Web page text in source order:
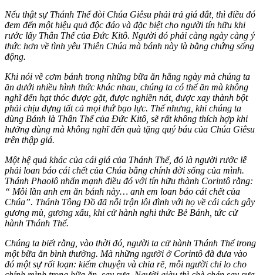
Nếu thật sự Thánh Thể đòi Chúa Giêsu phải trả giá đắt, thì điều đó
đem đến một hiệu quả độc đáo và đặc biệt cho người tín hữu khi
rước lấy Thân Thể của Đức Kitô. Người đó phải càng ngày càng ý
thức hơn về tình yêu Thiên Chúa mà bánh này là bằng chứng sống
động.
Khi nói về cơm bánh trong những bữa ăn hằng ngày mà chúng ta
ăn dưới nhiều hình thức khác nhau, chúng ta có thể ăn mà không
nghĩ đến hạt thóc được gặt, được nghiền nát, được xay thành bột
phải chịu đựng tất cả mọi thứ bạo lực. Thế nhưng, khi chúng ta
dùng Bánh là Thân Thể của Đức Kitô, sẽ rất không thích hợp khi
hưởng dùng mà không nghĩ đến quà tặng quý báu của Chúa Giêsu
trên thập giá.
Một hệ quả khác của cái giá của Thánh Thể, đó là người rước lễ
phải loan báo cái chết của Chúa bằng chính đời sống của mình.
Thánh Phaolô nhấn mạnh điều đó với tín hữu thành Corintô rằng:
“ Mỗi lần anh em ăn bánh này… anh em loan báo cái chết của
Chúa”. Thánh Tông Đồ đã nỗi trận lôi đình với họ về cái cách gây
gương mù, gương xấu, khi cử hành nghi thức Bẻ Bánh, tức cử
hành Thánh Thể.
Chúng ta biết rằng, vào thời đó, người ta cử hành Thánh Thể trong
một bữa ăn bình thường. Mà những người ở Corintô đã đưa vào
đó một sự rối loạn: kiếm chuyện và chia rẽ, mỗi người chỉ lo cho